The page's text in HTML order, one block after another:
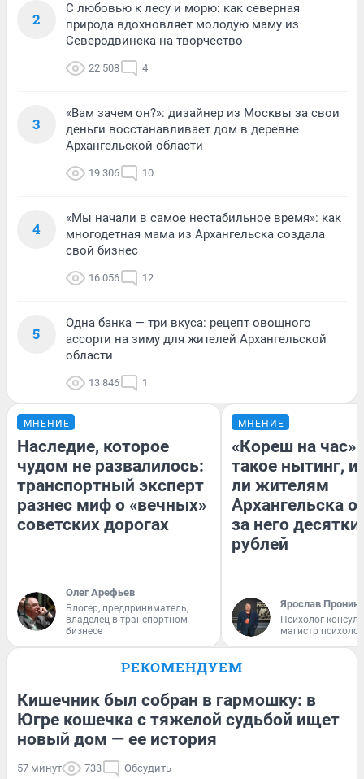
2
С любовью к лесу и морю: как северная
природа вдохновляет молодую маму из
Северодвинска на творчество
22 508 4
3
«Вам зачем он?»: дизайнер из Москвы за свои
деньги восстанавливает дом в деревне
Архангельской области
19 306 10
4
«Мы начали в самое нестабильное время»: как
многодетная мама из Архангельска создала
свой бизнес
16 056 12
5
Одна банка — три вкуса: рецепт овощного
ассорти на зиму для жителей Архангельской
области
13 846 1
МНЕНИЕ
Наследие, которое
чудом не развалилось:
транспортный эксперт
разнес миф о «вечных»
советских дорогах
Олег Арефьев
Блогер, предприниматель,
владелец в транспортном
бизнесе
МНЕНИЕ
«Кореш на
такое нытинг, и
ли жителям
Архангельска
за него
рублей
Ярослав Пронин
Психолог-
магистр
РЕКОМЕНДУЕМ
Кишечник был собран в гармошку: в
Югре кошечка с тяжелой судьбой ищет
новый дом — ее история
57 минут 733 Обсудить